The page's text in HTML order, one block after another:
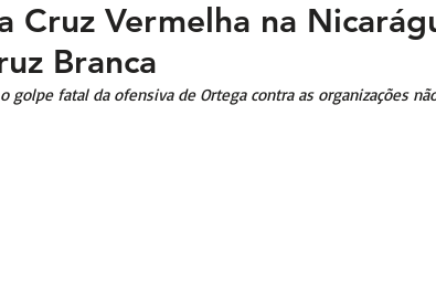
uniforcafm Notícias sobre eventos
Cruz Vermelha na
Branca
golpe fatal da ofensiva de Ortega contra as organizações